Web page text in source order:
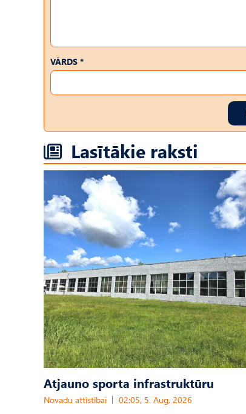
VĀRDS *
Lasītākie raksti
Atjauno sporta infrastruktūru
Novadu attīstībai 02:05, 5. Aug, 2026